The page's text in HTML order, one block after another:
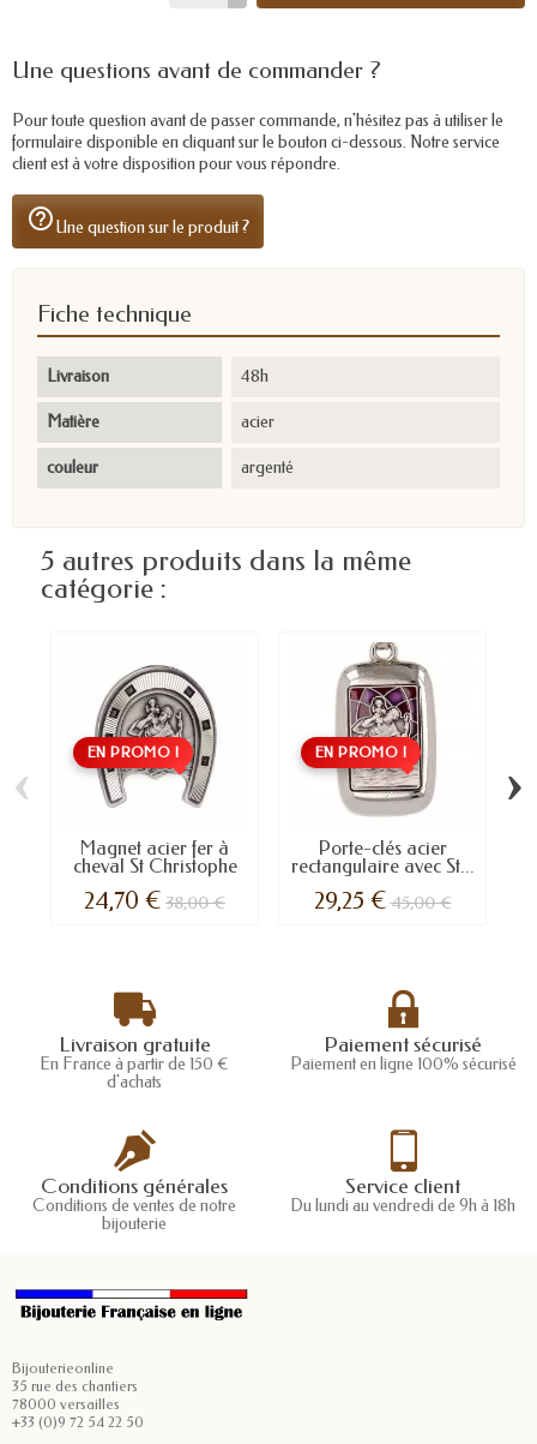
Une questions avant de commander ?
Pour toute question avant de passer commande, n'hésitez pas à utiliser le
formulaire disponible en cliquant sur le bouton ci-dessous. Notre service
client est à votre disposition pour vous répondre.
help_outlineUne question sur le produit ?
Fiche technique
Livraison 48h
Matière acier
couleur argenté
5 autres produits dans la même
catégorie :
EN PROMO !
Magnet acier fer à
cheval St Christophe
24,70 € 38,00 €
EN PROMO !
Porte-clés acier
rectangulaire avec St...
29,25 €45,00 €
‹ ›
Livraison gratuite
En France à partir de 150 €
d'achats
Paiement sécurisé
Paiement en ligne 100% sécurisé
Conditions générales
Conditions de ventes de notre
bijouterie
Service client
Du lundi au vendredi de 9h à 18h
Bijouterieonline
35 rue des chantiers
78000 versailles
+33 (0)9 72 54 22 50